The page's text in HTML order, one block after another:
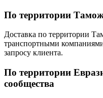
По территории
Доставка по территории
транспортными
запросу клиента.
По территории
сообщества